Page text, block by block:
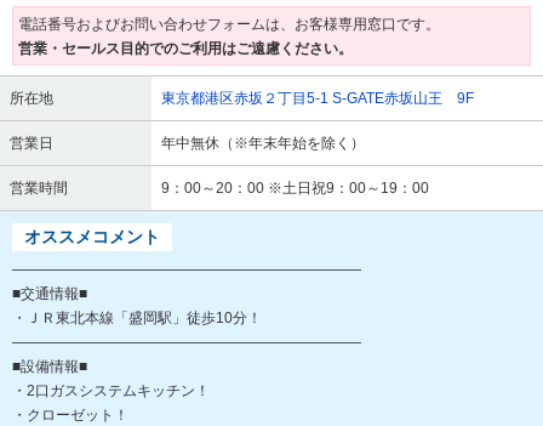
電話番号およびお問い合わせフォームは、お客様専用窓口です。
営業・セールス目的でのご利用はご遠慮ください。
所在地 東京都港区赤坂２丁目5-1 S-GATE赤坂山王 9F
営業日 年中無休（※年末年始を除く）
営業時間 9：00～20：00 ※土日祝9：00～19：00
オススメコメント
――――――――――――――――――――――――
■交通情報■
・ＪＲ東北本線「盛岡駅」徒歩10分！
――――――――――――――――――――――――
■設備情報■
・2口ガスシステムキッチン！
・クローゼット！